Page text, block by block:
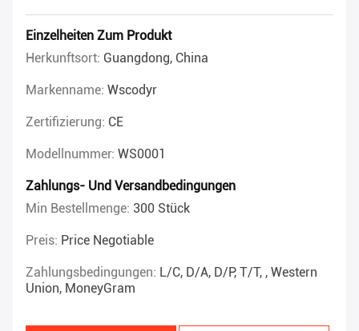
Einzelheiten Zum Produkt
Herkunftsort: Guangdong, China
Markenname: Wscodyr
Zertifizierung: CE
Modellnummer: WS0001
Zahlungs- Und Versandbedingungen
Min Bestellmenge: 300 Stück
Preis: Price Negotiable
Zahlungsbedingungen: L/C, D/A, D/P, T/T, , Western
Union, MoneyGram